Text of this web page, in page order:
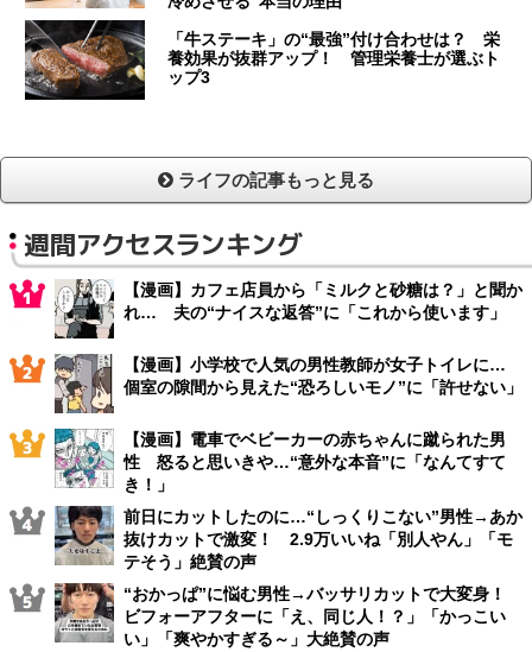
「牛ステーキ」の“最強”付け合わせは？ 栄
養効果が抜群アップ！ 管理栄養士が選ぶト
ップ3
ライフの記事もっと見る
週間アクセスランキング
【漫画】カフェ店員から「ミルクと砂糖は？」と聞か
れ… 夫の“ナイスな返答”に「これから使います」
【漫画】小学校で人気の男性教師が女子トイレに…
個室の隙間から見えた“恐ろしいモノ”に「許せない」
【漫画】電車でベビーカーの赤ちゃんに蹴られた男
性 怒ると思いきや…“意外な本音”に「なんてすて
き！」
前日にカットしたのに…“しっくりこない”男性→あか
抜けカットで激変！ 2.9万いいね「別人やん」「モ
テそう」絶賛の声
“おかっぱ”に悩む男性→バッサリカットで大変身！
ビフォーアフターに「え、同じ人！？」「かっこい
い」「爽やかすぎる～」大絶賛の声